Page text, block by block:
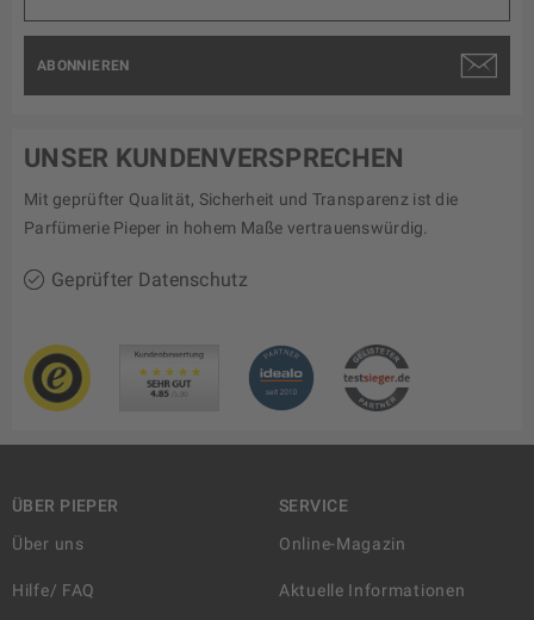
ABONNIEREN
UNSER KUNDENVERSPRECHEN
Mit geprüfter Qualität, Sicherheit und Transparenz ist die
Parfümerie Pieper in hohem Maße vertrauenswürdig.
Geprüfter Datenschutz
ÜBER PIEPER
Über uns
Hilfe/ FAQ
SERVICE
Online-Magazin
Aktuelle Informationen